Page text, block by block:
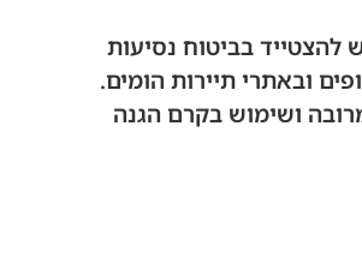
להצטייד בביטוח נסיעות
ובאתרי תיירות הומים.
ושימוש בקרם הגנה